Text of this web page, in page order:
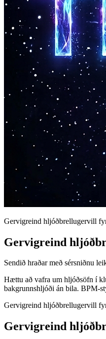
Gervigreind hljóðbrellugervill
Gervigreind
Sendið hraðar með sérsniðnu
Hættu að vafra um hljóðsöfn í
bakgrunnshljóði án bila. BPM-
Gervigreind hljóðbrellugervill
Gervigreind